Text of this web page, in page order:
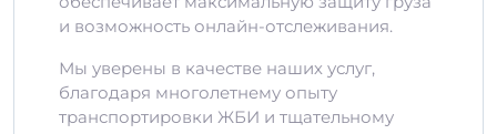
и возможность онлайн-отслеживания.
Мы уверены в качестве наших услуг,
благодаря многолетнему опыту
транспортировки ЖБИ и тщательному